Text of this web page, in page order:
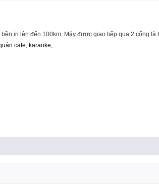
in lên đến 100km. Máy được giao tiếp qua 2 cổng
cafe, karaoke,...